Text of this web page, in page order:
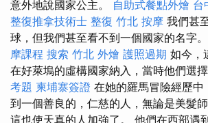
意外地說國家公主。 自助式餐點外燴 台
整復推拿技術士 整復 竹北 按摩 我們甚
球，但我們甚至看不到一個國家的名字。
摩課程 搜索 竹北 外燴 護照過期 如今，
在好萊塢的虛構國家納入，當時他們選
考題 柬埔寨簽證 在她的羅馬冒險經歷中
到一個善良的，仁慈的人，無論是美髮
這也使天真的人加強了。 他們在西部遇